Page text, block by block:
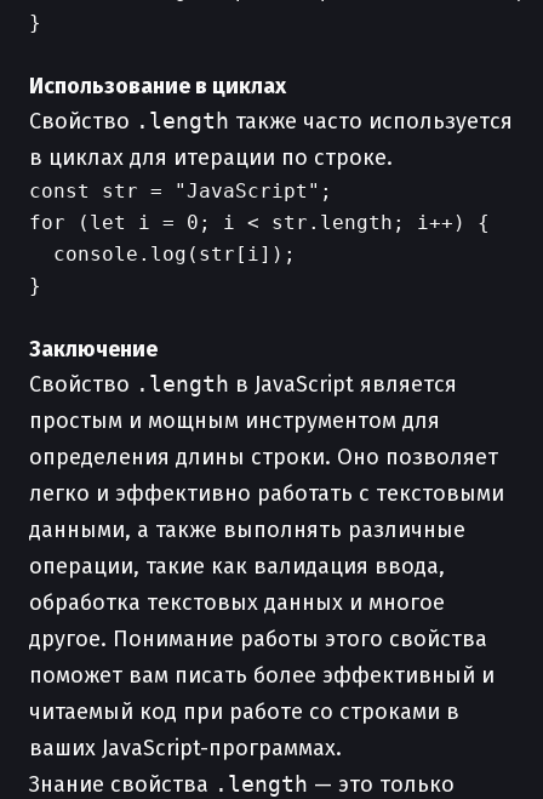
}
Использование в циклах
Свойство .length также часто используется
в циклах для итерации по строке.
const str = "JavaScript";
for (let i = 0; i < str.length; i++) {
  console.log(str[i]);
}
Заключение
Свойство .length в JavaScript является
простым и мощным инструментом для
определения длины строки. Оно позволяет
легко и эффективно работать с текстовыми
данными, а также выполнять различные
операции, такие как валидация ввода,
обработка текстовых данных и многое
другое. Понимание работы этого свойства
поможет вам писать более эффективный и
читаемый код при работе со строками в
ваших JavaScript-программах.
Знание свойства .length — это только